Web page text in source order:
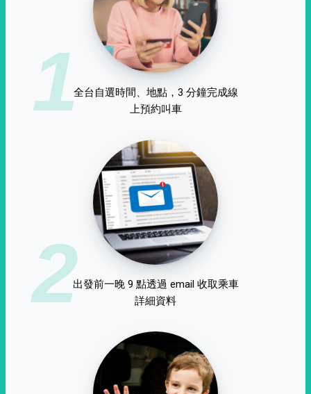
1全台自選時間、地點，3 分鐘完成線
上預約叫車
2出發前一晚 9 點透過 email 收取乘車
詳細資料